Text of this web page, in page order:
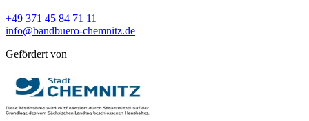
+49 371 45 84 71 11
info@bandbuero-chemnitz.de
Gefördert von